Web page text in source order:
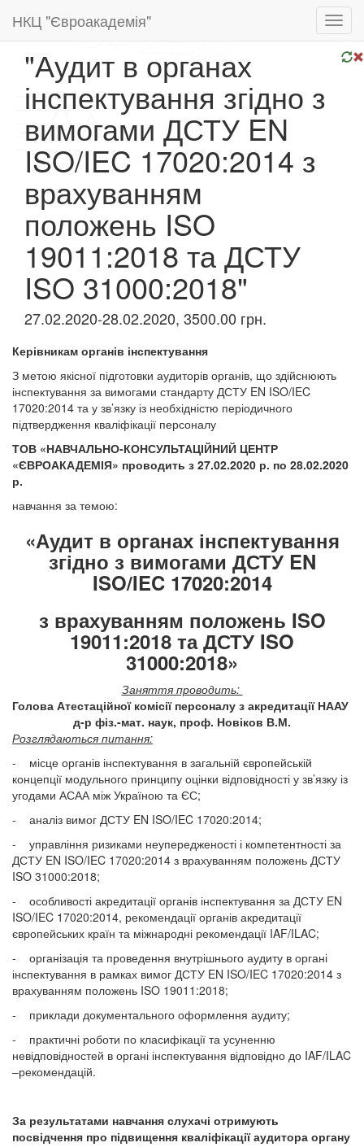
НКЦ "Євроакадемія"
"Аудит в органах
інспектування згідно з
вимогами ДСТУ EN
ISO/IEC 17020:2014 з
врахуванням
положень ISO
19011:2018 та ДСТУ
ISO 31000:2018"
27.02.2020-28.02.2020, 3500.00 грн.
Керівникам органів інспектування
З метою якісної підготовки аудиторів органів, що здійснюють
інспектування за вимогами стандарту ДСТУ EN ISO/IEC
17020:2014 та у зв’язку із необхідністю періодичного
підтвердження кваліфікації персоналу
ТОВ «НАВЧАЛЬНО-КОНСУЛЬТАЦІЙНИЙ ЦЕНТР
«ЄВРОАКАДЕМІЯ» проводить з 27.02.2020 р. по 28.02.2020
р.
навчання за темою:
«Аудит в органах інспектування
згідно з вимогами ДСТУ EN
ISO/IEC 17020:2014
з врахуванням положень ISO
19011:2018 та ДСТУ ISO
31000:2018»
Заняття проводить:
Голова Атестаційної комісії персоналу з акредитації НААУ
д-р фіз.-мат. наук, проф. Новіков В.М.
Розглядаються питання:
- місце органів інспектування в загальній європейській
концепції модульного принципу оцінки відповідності у зв’язку із
угодами АСАА між Україною та ЄС;
- аналіз вимог ДСТУ EN ISO/IEC 17020:2014;
- управління ризиками неупередженості і компетентності за
ДСТУ EN ISO/IEC 17020:2014 з врахуванням положень ДСТУ
ISO 31000:2018;
- особливості акредитації органів інспектування за ДСТУ EN
ISO/IEC 17020:2014, рекомендації органів акредитації
європейських країн та міжнародні рекомендації IAF/ILAC;
- організація та проведення внутрішнього аудиту в органі
інспектування в рамках вимог ДСТУ EN ISO/IEC 17020:2014 з
врахуванням положень ISO 19011:2018;
- приклади документального оформлення аудиту;
- практичні роботи по класифікації та усуненню
невідповідностей в органі інспектування відповідно до IAF/ILAC
–рекомендацій.
За результатами навчання слухачі отримують
посвідчення про підвищення кваліфікації аудитора органу